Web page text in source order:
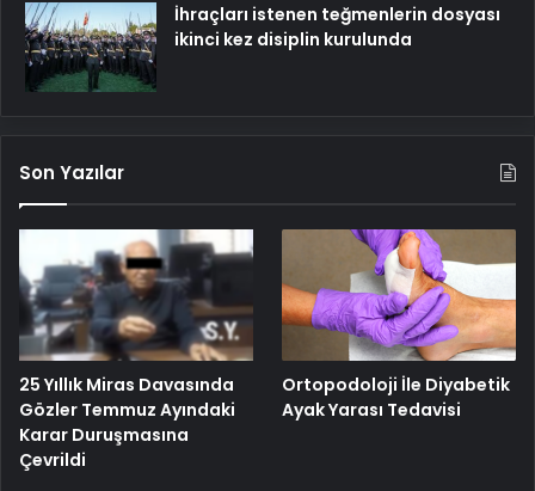
İhraçları istenen teğmenlerin dosyası
ikinci kez disiplin kurulunda
Son Yazılar
25 Yıllık Miras Davasında
Gözler Temmuz Ayındaki
Karar Duruşmasına
Çevrildi
Ortopodoloji İle Diyabetik
Ayak Yarası Tedavisi